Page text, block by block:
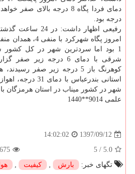
درجه بود.
رفیعی اظهار داشت:
1 بود اما سردترین شهر در كل كشور
شرقی با دمای 6 درجه
كوهرنگ باز 5 درجه زیر صفر
شهر در كشور میناب در استان هرمزگان با 32 درجه بوده است.
علمی 9014**1440
1397/09/12
14:02:02
5.0
/
5
تگهای خبر:
بارش , كیفیت , هوا